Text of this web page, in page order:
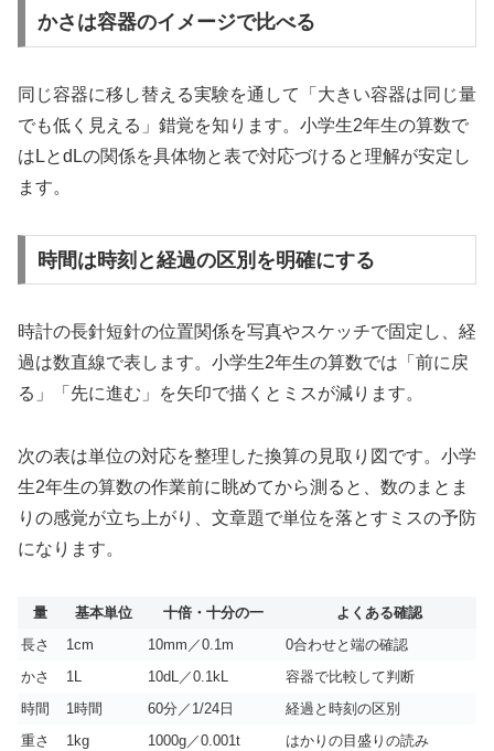
かさは容器のイメージで比べる
同じ容器に移し替える実験を通して「大きい容器は同じ量
でも低く見える」錯覚を知ります。小学生2年生の算数で
はLとdLの関係を具体物と表で対応づけると理解が安定し
ます。
時間は時刻と経過の区別を明確にする
時計の長針短針の位置関係を写真やスケッチで固定し、経
過は数直線で表します。小学生2年生の算数では「前に戻
る」「先に進む」を矢印で描くとミスが減ります。
次の表は単位の対応を整理した換算の見取り図です。小学
生2年生の算数の作業前に眺めてから測ると、数のまとま
りの感覚が立ち上がり、文章題で単位を落とすミスの予防
になります。
量 基本単位 十倍・十分の一
よくある確認
長さ
1cm 10mm／0.1m
0合わせと端の確認
かさ
1L 10dL／0.1kL
容器で比較して判断
時間
1時間 60分／1/24日
経過と時刻の区別
重さ
1kg 1000g／0.001t
はかりの目盛りの読み